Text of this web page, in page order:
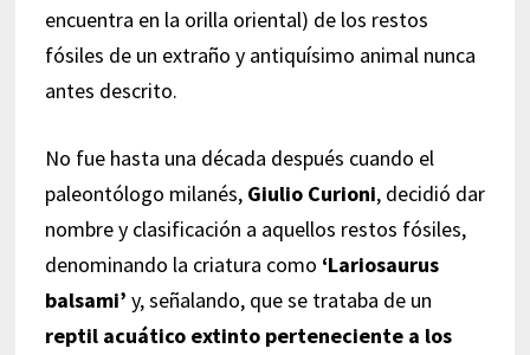
encuentra en la orilla oriental) de los restos
fósiles de un extraño y antiquísimo animal nunca
antes descrito.
No fue hasta una década después cuando el
paleontólogo milanés, Giulio Curioni, decidió dar
nombre y clasificación a aquellos restos fósiles,
denominando la criatura como ‘Lariosaurus
balsami’ y, señalando, que se trataba de un
reptil acuático extinto perteneciente a los